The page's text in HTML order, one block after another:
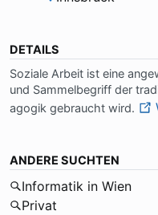
DETAILS
So­zia­le Ar­beit ist ei­ne
und Sam­mel­be­griff der
ago­gik ge­braucht wird.
ANDERE SUCHTEN
Informatik in Wien
Privat